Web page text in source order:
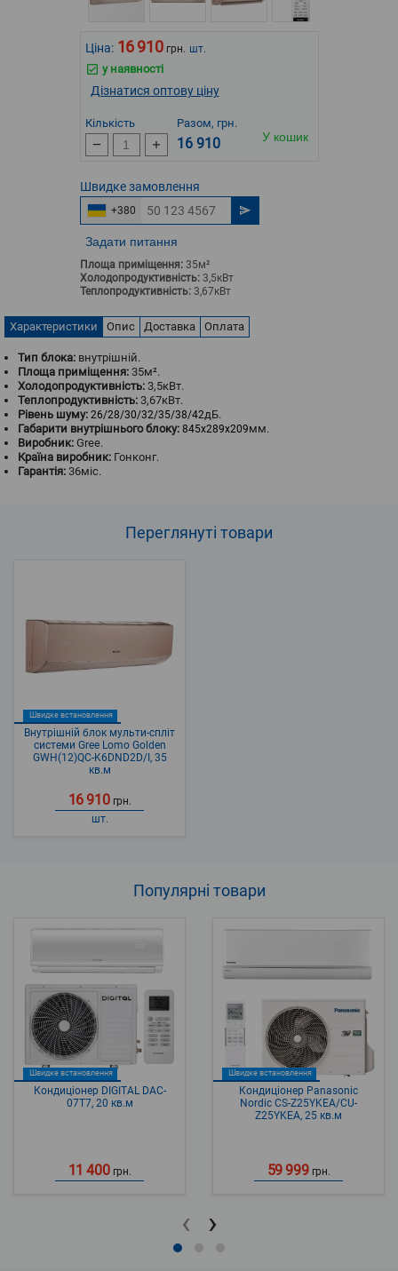
Ціна: 16 910 грн. шт.
у наявності
Дізнатися оптову ціну
Кількість Разом, грн.
16 910 У кошик
Швидкезамовлення
+380
Задати питання
Площа приміщення:35м²
Холодопродуктивність:3,5кВт
Теплопродуктивність:3,67кВт
Характеристики Опис Доставка Оплата
Тип блока: внутрішній.
Площа приміщення: 35м².
Холодопродуктивність: 3,5кВт.
Теплопродуктивність: 3,67кВт.
Рівень шуму: 26/28/30/32/35/38/42дБ.
Габарити внутрішнього блоку: 845x289x209мм.
Виробник: Gree.
Країна виробник: Гонконг.
Гарантія: 36міс.
Переглянуті товари
Швидке встановлення
Внутрішній блок мульти-спліт
системи Gree Lomo Golden
GWH(12)QC-K6DND2D/I, 35
кв.м
16 910 грн.
шт.
Популярні товари
Швидке встановлення
Кондиціонер DIGITAL DAC-
07T7, 20 кв.м
11 400 грн.
Швидке встановлення
Кондиціонер Panasonic
Nordic CS-Z25YKEA/CU-
Z25YKEA, 25 кв.м
59 999 грн.
‹ ›